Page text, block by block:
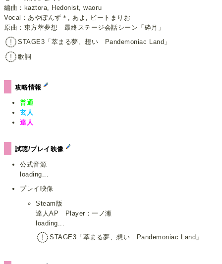
編曲：kaztora, Hedonist, waoru
Vocal：あやぽんず＊, あよ, ビートまりお
原曲：東方萃夢想 最終ステージ会話シーン「砕月」
STAGE3「萃まる夢、想い Pandemoniac Land」
歌詞
攻略情報
普通
玄人
達人
試聴/プレイ映像
公式音源
loading...
プレイ映像
Steam版
達人AP Player：一ノ瀬
loading...
STAGE3「萃まる夢、想い Pandemoniac Land」